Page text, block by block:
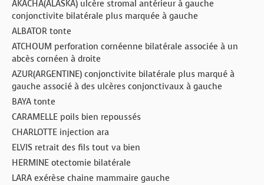
AKACHA(ALASKA) ulcère stromal antérieur à gauche
conjonctivite bilatérale plus marquée à gauche
ALBATOR tonte
ATCHOUM perforation cornéenne bilatérale associée à un
abcès cornéen à droite
AZUR(ARGENTINE) conjonctivite bilatérale plus marqué à
gauche associé à des ulcères conjonctivaux à gauche
BAYA tonte
CARAMELLE poils bien repoussés
CHARLOTTE injection ara
ELVIS retrait des fils tout va bien
HERMINE otectomie bilatérale
LARA exérèse chaine mammaire gauche